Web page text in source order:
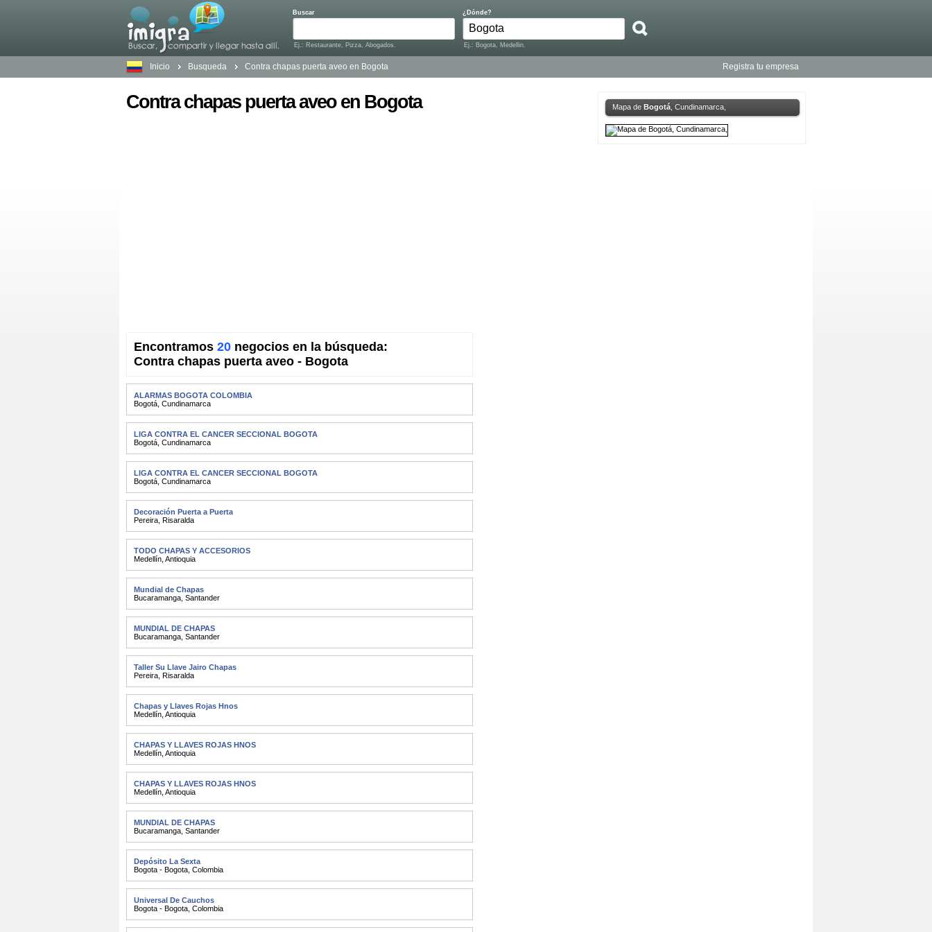
Buscar
Ej.: Restaurante, Pizza, Abogados.
¿Dónde?
Ej.: Bogota, Medellin.
Inicio Busqueda Contra chapas puerta aveo en Bogota Registra tu empresa
Contra chapas puerta aveo en Bogota
Encontramos 20 negocios en la búsqueda:
Contra chapas puerta aveo - Bogota
ALARMAS BOGOTA COLOMBIA
Bogotá Cundinamarca
LIGA CONTRA EL CANCER SECCIONAL BOGOTA
Bogotá Cundinamarca
LIGA CONTRA EL CANCER SECCIONAL BOGOTA
Bogotá Cundinamarca
Decoración Puerta a Puerta
Pereira Risaralda
TODO CHAPAS Y ACCESORIOS
Medellín Antioquia
Mundial de Chapas
Bucaramanga Santander
MUNDIAL DE CHAPAS
Bucaramanga Santander
Taller Su Llave Jairo Chapas
Pereira Risaralda
Chapas y Llaves Rojas Hnos
Medellín Antioquia
CHAPAS Y LLAVES ROJAS HNOS
Medellín Antioquia
CHAPAS Y LLAVES ROJAS HNOS
Medellín Antioquia
MUNDIAL DE CHAPAS
Bucaramanga Santander
Depósito La Sexta
Bogota - Bogota Colombia
Universal De Cauchos
Bogota - Bogota Colombia
Mapa de Bogotá , Cundinamarca,